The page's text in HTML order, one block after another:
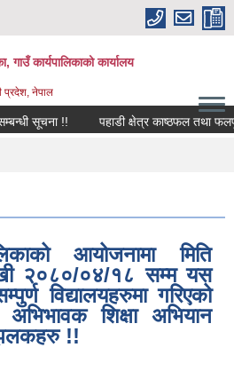
गाउँ कार्यपालिकाको कार्यालय
प्रदेश, नेपाल
सूचना !! पहाडी क्षेत्र काष्ठफल तथा
आयोजनामा मिति
२०८०/०४/१८ सम्म यस
विद्यालयहरुमा गरिएको
अभिभावक शिक्षा अभियान
!!